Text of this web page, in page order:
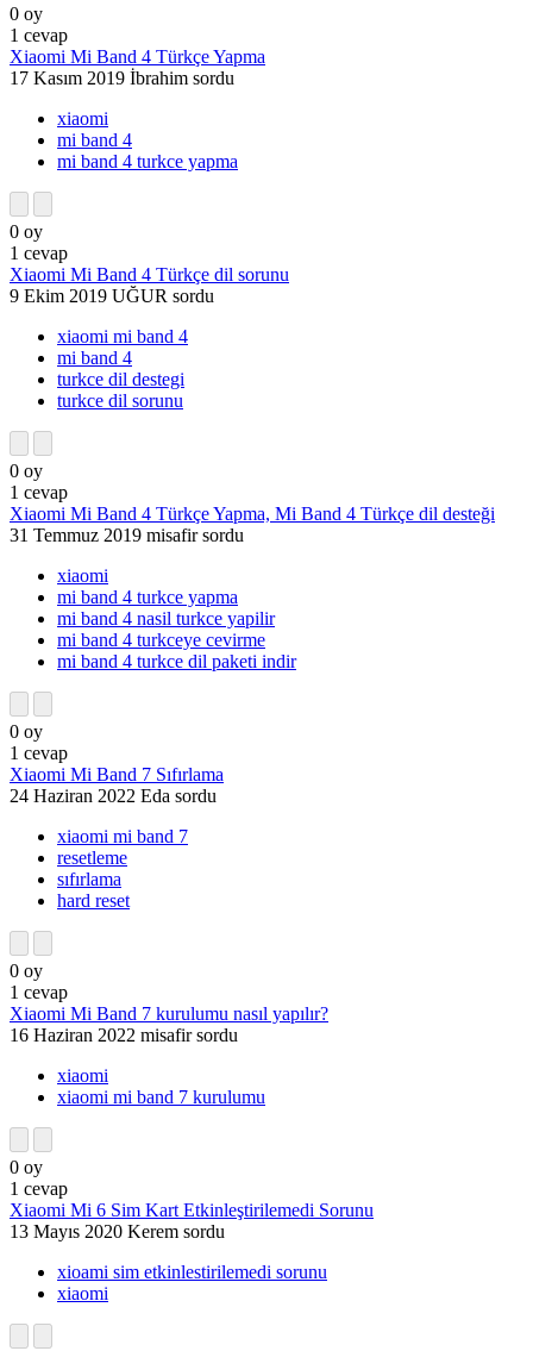
0 oy
1 cevap
Xiaomi Mi Band 4 Türkçe Yapma
17 Kasım 2019 İbrahim sordu
xiaomi
mi band 4
mi band 4 turkce yapma
0 oy
1 cevap
Xiaomi Mi Band 4 Türkçe dil sorunu
9 Ekim 2019 UĞUR sordu
xiaomi mi band 4
mi band 4
turkce dil destegi
turkce dil sorunu
0 oy
1 cevap
Xiaomi Mi Band 4 Türkçe Yapma, Mi Band 4 Türkçe dil desteği
31 Temmuz 2019 misafir sordu
xiaomi
mi band 4 turkce yapma
mi band 4 nasil turkce yapilir
mi band 4 turkceye cevirme
mi band 4 turkce dil paketi indir
0 oy
1 cevap
Xiaomi Mi Band 7 Sıfırlama
24 Haziran 2022 Eda sordu
xiaomi mi band 7
resetleme
sıfırlama
hard reset
0 oy
1 cevap
Xiaomi Mi Band 7 kurulumu nasıl yapılır?
16 Haziran 2022 misafir sordu
xiaomi
xiaomi mi band 7 kurulumu
0 oy
1 cevap
Xiaomi Mi 6 Sim Kart Etkinleştirilemedi Sorunu
13 Mayıs 2020 Kerem sordu
xioami sim etkinlestirilemedi sorunu
xiaomi